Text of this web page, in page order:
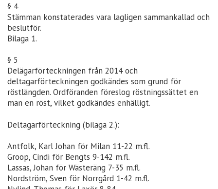
§ 4
Stämman konstaterades vara lagligen sammankallad och
beslutför.
Bilaga 1.
§ 5
Delägarförteckningen från 2014 och
deltagarförteckningen godkändes som grund för
röstlängden. Ordföranden föreslog röstningssättet en
man en röst, vilket godkändes enhälligt.
Deltagarförteckning (bilaga 2.):
Antfolk, Karl Johan för Milan 11-22 m.fl.
Groop, Cindi för Bengts 9-142 m.fl.
Lassas, Johan för Wästeräng 7-35 m.fl.
Nordström, Sven för Norrgård 1-42 m.fl.